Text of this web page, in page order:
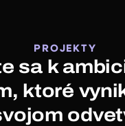
PROJEKTY
sa k
ktoré